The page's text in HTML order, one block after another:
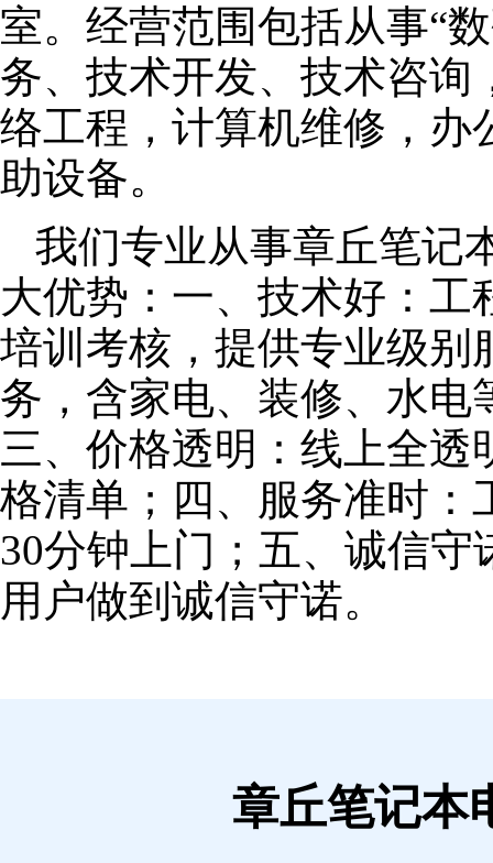
室。经营范围包括从事“
务、技术开发、技术咨询
络工程，计算机维修，办
助设备。
我们专业从事章丘笔记
大优势：一、技术好：
培训考核，提供专业级别
务，含家电、装修、水电
三、价格透明：线上全
格清单；四、服务准时：
30分钟上门；五、诚信
用户做到诚信守诺。
章丘笔记本